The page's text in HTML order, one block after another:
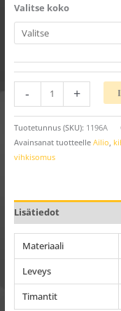
Valitse koko
- +
Tuotetunnus (SKU): 1196A
Avainsanat tuotteelle Ailio,
vihkisomus
Lisätiedot
Materiaali
Leveys
Timantit